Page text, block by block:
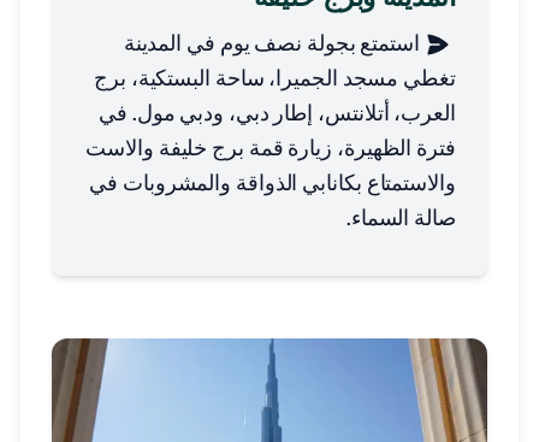
استمتع بجولة نصف يوم في المدينة
تغطي مسجد الجميرا، ساحة البستكية، برج
العرب، أتلانتس، إطار دبي، ودبي مول. في
فترة الظهيرة، زيارة قمة برج خليفة والاست
والاستمتاع بكانابي الذواقة والمشروبات في
صالة السماء.